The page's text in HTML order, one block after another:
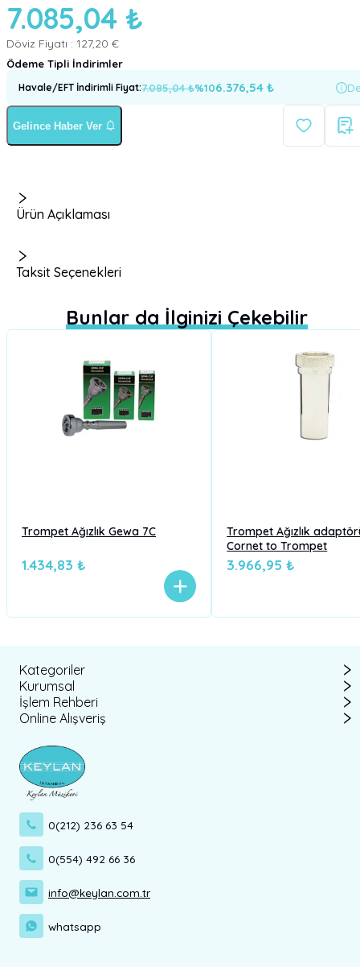
7.085,04 ₺
Döviz Fiyatı : 127,20 €
Ödeme Tipli İndirimler
Havale/EFT İndirimli Fiyat:7.085,04₺%106.376,54 ₺
Gelince Haber Ver
Ürün Açıklaması
Taksit Seçenekleri
Bunlar da İlginizi Çekebilir
Trompet Ağızlık Gewa 7C
1.434,83 ₺
Trompet Ağızlık
Cornet to Trompet
3.966,95 ₺
Kategoriler
Kurumsal
İşlem Rehberi
Online Alışveriş
0(212) 236 63 54
0(554) 492 66 36
info@keylan.com.tr
whatsapp